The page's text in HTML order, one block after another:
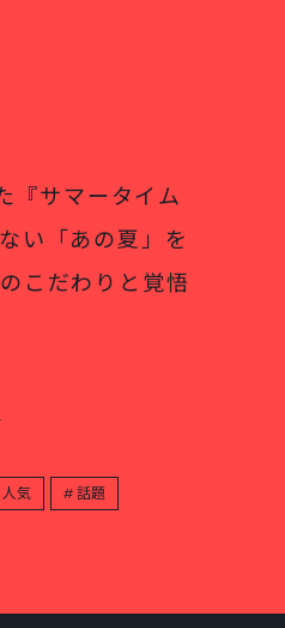
『サマータイム
い「あの夏」を
こだわりと覚悟
人気 話題